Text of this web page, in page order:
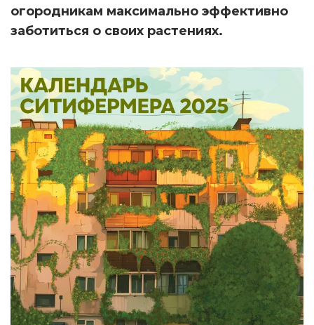
огородникам максимально эффективно
заботиться о своих растениях.